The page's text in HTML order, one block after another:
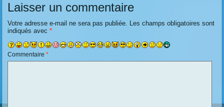
Laisser un commentaire
Votre adresse e-mail ne sera pas publiée. Les champs obligatoires sont
indiqués avec*
Commentaire*